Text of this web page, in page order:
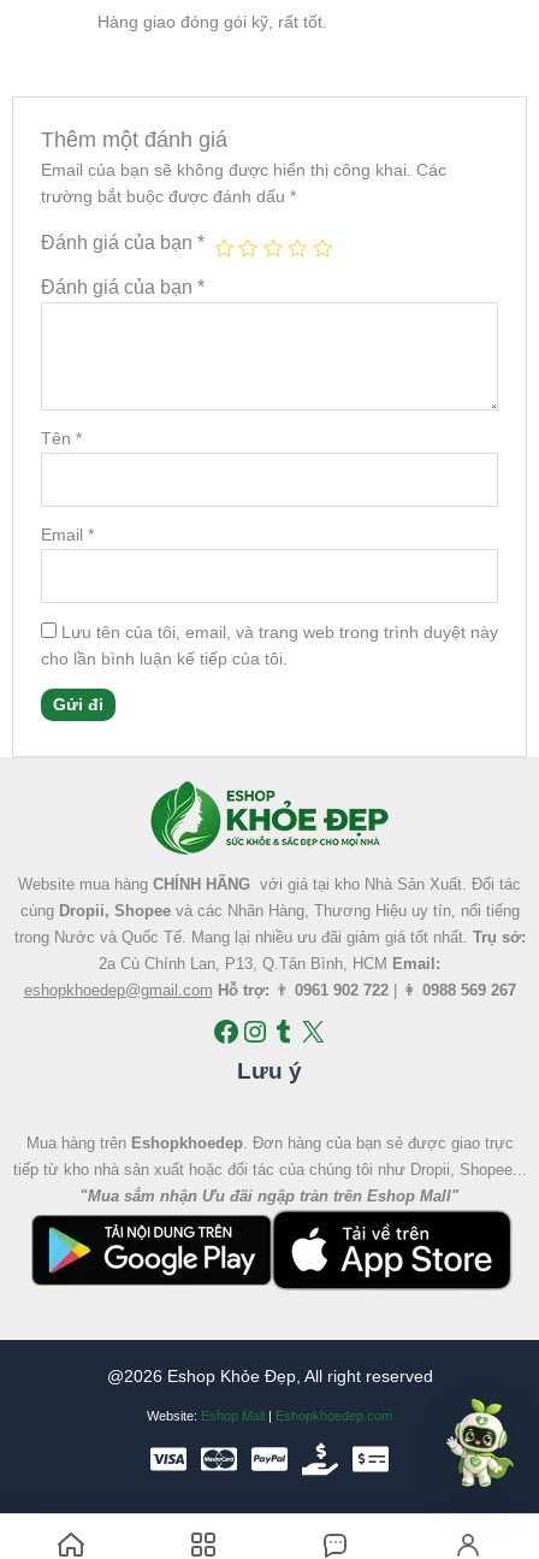
Hàng giao đóng gói kỹ, rất tốt.
Thêm một đánh giá
Email của bạn sẽ không được hiển thị công khai. Các
trường bắt buộc được đánh dấu *
Đánh giá của bạn *
Đánh giá của bạn *
Tên *
Email *
Lưu tên của tôi, email, và trang web trong trình duyệt này
cho lần bình luận kế tiếp của tôi.
Website mua hàng CHÍNH HÃNG với giá tại kho Nhà Sản Xuất. Đối tác
cùng Dropii, Shopeevà các Nhãn Hàng, Thương Hiệu uy tín, nổi tiếng
trong Nước và Quốc Tế. Mang lại nhiều ưu đãi giảm giá tốt nhất. Trụ sở:
2a Cù Chính Lan, P13, Q.Tân Bình, HCM Email:
eshopkhoedep@gmail.com Hỗ trợ: 👨 0961 902 722| 👩 0988 569 267
Lưu ý
Mua hàng trên Eshopkhoedep. Đơn hàng của bạn sẻ được giao trực
tiếp từ kho nhà sản xuất hoặc đối tác của chúng tôi như Dropii, Shopee...
"Mua sắm nhận Ưu đãi ngập tràn trên Eshop Mall"
@2026 Eshop Khỏe Đẹp, All right reserved
Website: Eshop Mall | Eshopkhoedep.com